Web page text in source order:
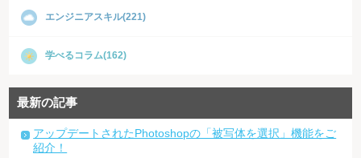
エンジニアスキル(221)
学べるコラム(162)
最新の記事
アップデートされたPhotoshopの「被写体を選択」機能をご
紹介！